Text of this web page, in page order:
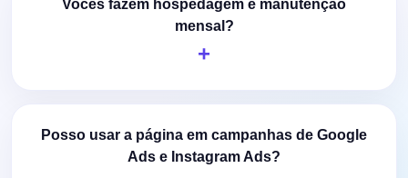
Vocês fazem hospedagem e manutenção
mensal?
Posso usar a página em campanhas de Google
Ads e Instagram Ads?